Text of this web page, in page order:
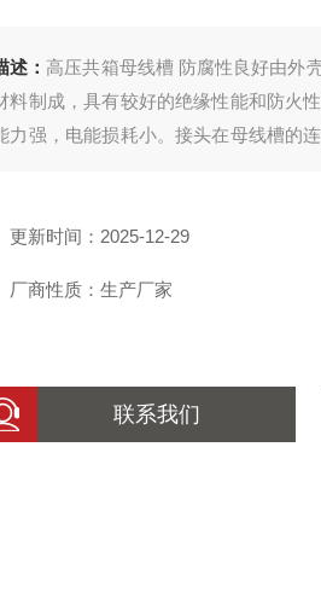
述： 高压共箱母线槽 防腐性良好由外
料制成，具有较好的绝缘性能和防火
力强，电能损耗小。接头在母线槽的
更新时间：2025-12-29
厂商性质：生产厂家
联系我们